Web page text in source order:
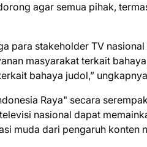
agar semua pihak,
para stakeholder TV
masyarakat terkait
bahaya judol,”
Raya" secara
nasional dapat
muda dari pengaruh konten